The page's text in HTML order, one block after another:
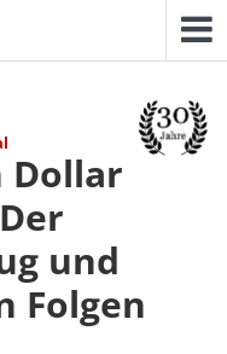
Dollar
und
Folgen